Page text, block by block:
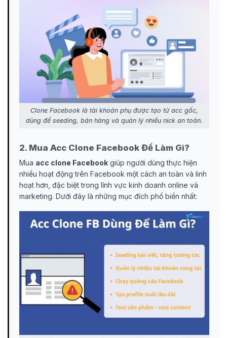
Clone Facebook là tài khoản phụ được tạo từ acc gốc,
dùng để seeding, bán hàng và quản lý nhiều nick an toàn.
2. Mua Acc Clone Facebook Để Làm Gì?
Mua acc clone Facebook giúp người dùng thực hiện
nhiều hoạt động trên Facebook một cách an toàn và linh
hoạt hơn, đặc biệt trong lĩnh vực kinh doanh online và
marketing. Dưới đây là những mục đích phổ biến nhất: